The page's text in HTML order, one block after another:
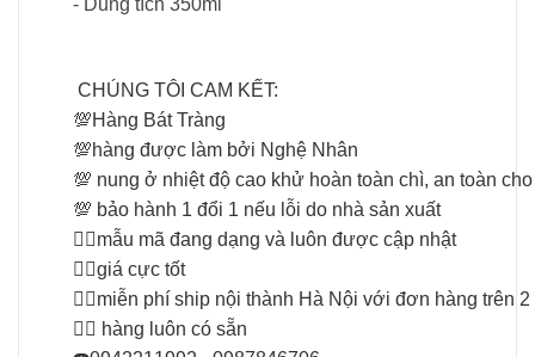
- Dung tích 350ml
CHÚNG TÔI CAM KẾT:
💯Hàng Bát Tràng
💯hàng được làm bởi Nghệ Nhân
💯 nung ở nhiệt độ cao khử hoàn toàn chì, an toàn
💯 bảo hành 1 đổi 1 nếu lỗi do nhà sản xuất
👉🏻mẫu mã đang dạng và luôn được cập nhật
👉🏻giá cực tốt
👉🏻miễn phí ship nội thành Hà Nội với đơn hàng trên
👉🏻 hàng luôn có sẵn